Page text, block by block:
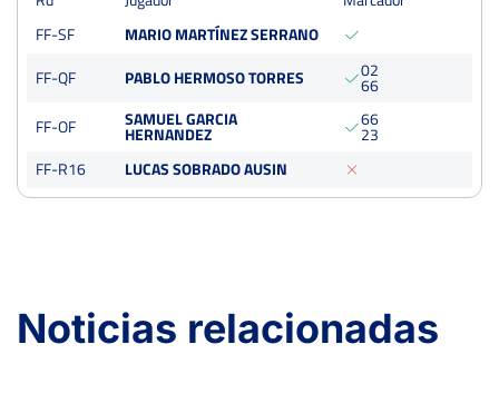
PERDIDOS JUEGOS GANADOS
7 31
Open Corpus RST de Granada
Del 02 al 08 de junio, 2025
FF-SF
MARIO MARTÍNEZ SERRANO
FF-QF
PABLO HERMOSO TORRES 0
6
2
6
FF-OF
SAMUEL GARCIA
HERNANDEZ
6
2
6
3
FF-R16
LUCAS SOBRADO AUSIN
Noticias relacionadas